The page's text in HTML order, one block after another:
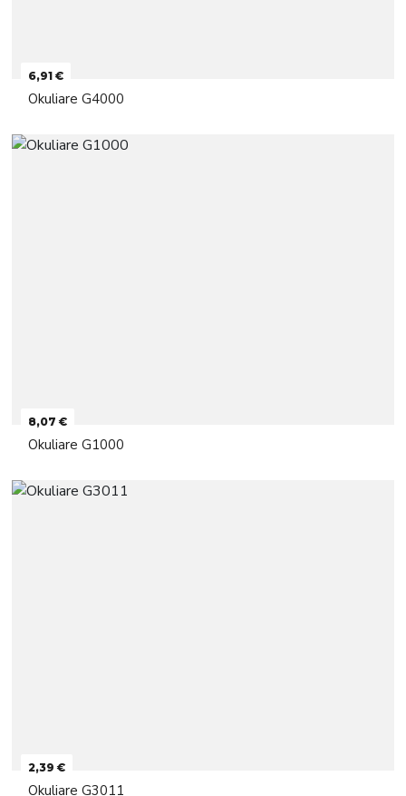
6,91 €
Okuliare G4000
8,07 €
Okuliare G1000
2,39 €
Okuliare G3011